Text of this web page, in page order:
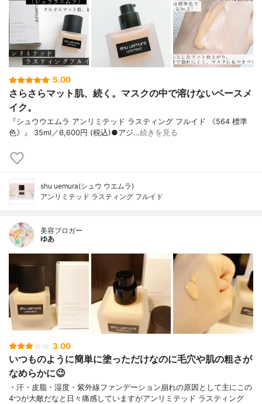
5.00
さらさらマット肌、続く。マスクの中で溶けないベースメ
イク。
『シュウウエムラ アンリミテッド ラスティング フルイド 《564 標準
色》』 35ml／6,600円 (税込)●アジ…続きを見る
shu uemura(シュウ ウエムラ)
アンリミテッド ラスティング フルイド
美容ブロガー
ゆあ
3.00
いつものように簡単に塗っただけなのに毛穴や肌の粗さが
なめらかに😉
・汗・皮脂・湿度・紫外線ファンデーション崩れの原因として主にこの
4つが大敵だなと日々痛感していますがアンリミテッド ラスティング